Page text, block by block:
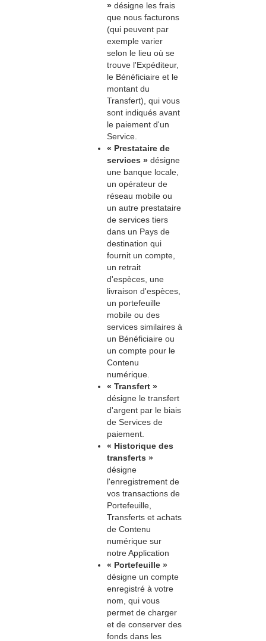
» désigne les frais
que nous facturons
(qui peuvent par
exemple varier
selon le lieu où se
trouve l'Expéditeur,
le Bénéficiaire et le
montant du
Transfert), qui vous
sont indiqués avant
le paiement d'un
Service.
« Prestataire de
services » désigne
une banque locale,
un opérateur de
réseau mobile ou
un autre prestataire
de services tiers
dans un Pays de
destination qui
fournit un compte,
un retrait
d'espèces, une
livraison d'espèces,
un portefeuille
mobile ou des
services similaires à
un Bénéficiaire ou
un compte pour le
Contenu
numérique.
« Transfert »
désigne le transfert
d'argent par le biais
de Services de
paiement.
« Historique des
transferts »
désigne
l'enregistrement de
vos transactions de
Portefeuille,
Transferts et achats
de Contenu
numérique sur
notre Application
« Portefeuille »
désigne un compte
enregistré à votre
nom, qui vous
permet de charger
et de conserver des
fonds dans les